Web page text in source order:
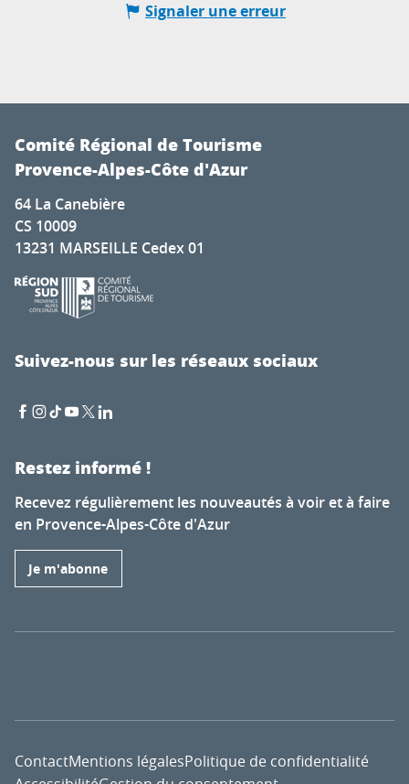
Signaler une erreur
Comité Régional de Tourisme
Provence-Alpes-Côte d'Azur
64 La Canebière
CS 10009
13231 MARSEILLE Cedex 01
Suivez-nous sur les réseaux sociaux
Restez informé !
Recevez régulièrement les nouveautés à voir et à faire
en Provence-Alpes-Côte d'Azur
Je m'abonne
ContactMentions légalesPolitique de confidentialité